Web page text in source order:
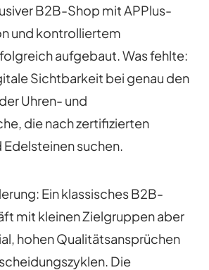
B2B-Shop mit APPlus-
und kontrolliertem
aufgebaut. Was fehlte:
Sichtbarkeit bei genau den
Uhren- und
die nach zertifizierten
Edelsteinen suchen.
Ein klassisches B2B-
mit kleinen Zielgruppen aber
hohen Qualitätsansprüchen
Die